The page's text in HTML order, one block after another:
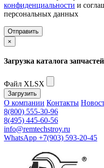
конфиденциальности и
персональных данных
Отправить
×
Загрузка каталога запчастей
Файл XLSX
Загрузить
О компании Контакты
8(800) 555-30-96
8(495) 445-60-56
info@remtechstroy.ru
WhatsApp +7(903) 593-20-45